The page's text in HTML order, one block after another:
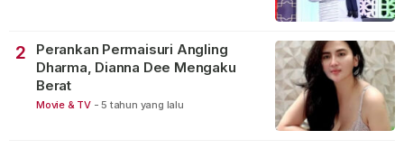
2
Perankan Permaisuri Angling
Dharma, Dianna Dee Mengaku
Berat
Movie & TV - 5 tahun yang lalu